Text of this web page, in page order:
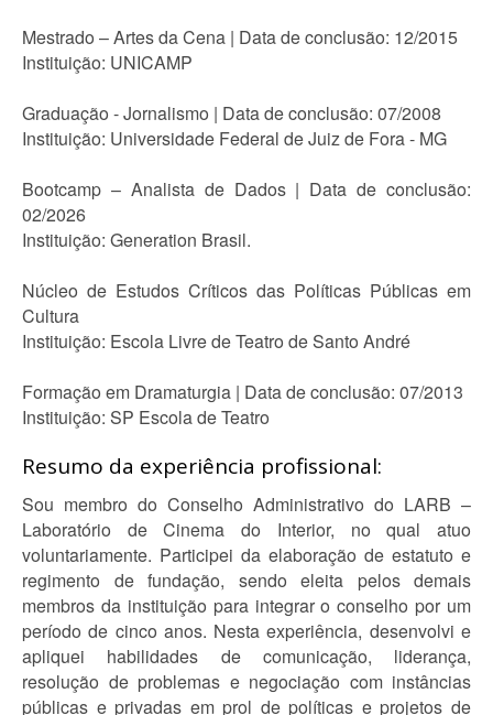
Mestrado – Artes da Cena | Data de conclusão: 12/2015
Instituição: UNICAMP
Graduação - Jornalismo | Data de conclusão: 07/2008
Instituição: Universidade Federal de Juiz de Fora - MG
Bootcamp – Analista de Dados | Data de conclusão:
02/2026
Instituição: Generation Brasil.
Núcleo de Estudos Críticos das Políticas Públicas em
Cultura
Instituição: Escola Livre de Teatro de Santo André
Formação em Dramaturgia | Data de conclusão: 07/2013
Instituição: SP Escola de Teatro
Resumo da experiência profissional:
Sou membro do Conselho Administrativo do LARB –
Laboratório de Cinema do Interior, no qual atuo
voluntariamente. Participei da elaboração de estatuto e
regimento de fundação, sendo eleita pelos demais
membros da instituição para integrar o conselho por um
período de cinco anos. Nesta experiência, desenvolvi e
apliquei habilidades de comunicação, liderança,
resolução de problemas e negociação com instâncias
públicas e privadas em prol de políticas e projetos de